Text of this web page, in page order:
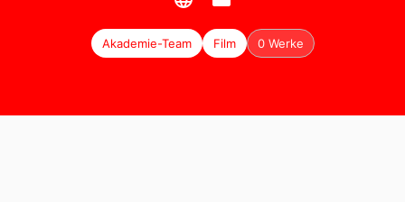
Akademie-Team Film 0 Werke